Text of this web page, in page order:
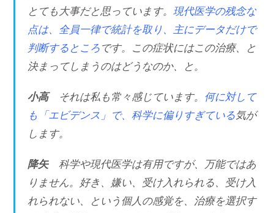
とても大事だと思っています。現代医学の残念な
点は、全員一律で統計を取り、主にデータだけで
判断するところ です。この症状にはこの治療、と
決まってしまうのはどうなのか、と。
小高 それは私も常々感じています。 何に対して
も「エビデンス」で、科学に偏りすぎている気が
します。
降矢科学や現代医学は有用ですが、万能ではあ
りません。好き、嫌い、受け入れられる、受け入
れられない、という個人の感覚を、治療を選択す